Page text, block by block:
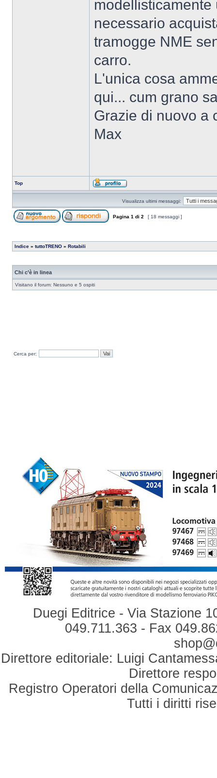
necessario
tramogge NME
carro.
L'unica cosa
qui... cum grano
Grazie di nuovo a
Max
Top
Visualizza ultimi messaggi:
Pagina 1 di 2 [ 18 messaggi ]
Indice » tuttoTRENO » Rotabili
Chi c’è in linea
Visitano il forum: Nessuno e 5 ospiti
Cerca per:
Duegi Editrice - Via Stazione
049.711.363 - Fax
Direttore editoriale: Luigi
Direttore
Registro Operatori della
Tutti i diritti